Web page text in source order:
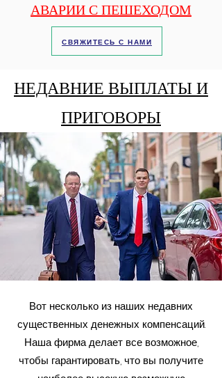
АВАРИИ С ПЕШЕХОДОМ
СВЯЖИТЕСЬ С НАМИ
НЕДАВНИЕ ВЫПЛАТЫ И
ПРИГОВОРЫ
Вот несколько из наших недавних
существенных денежных компенсаций.
Наша фирма делает все возможное,
чтобы гарантировать, что вы получите